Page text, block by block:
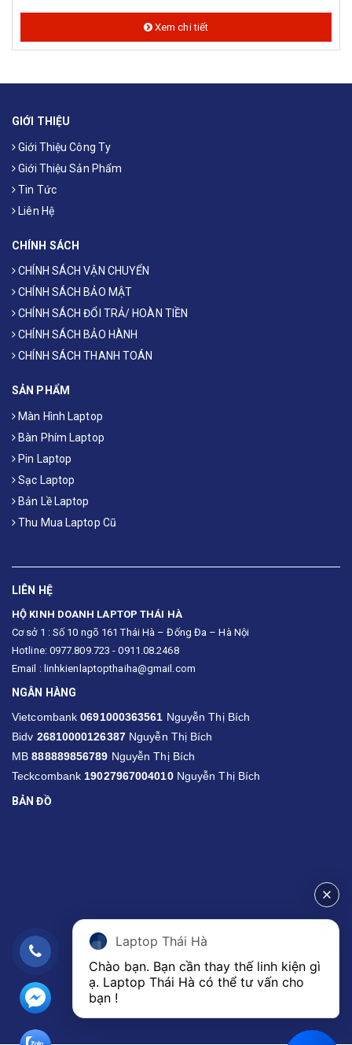
Xem chi tiết
GIỚI THIỆU
Giới Thiệu Công Ty
Giới Thiệu Sản Phẩm
Tin Tức
Liên Hệ
CHÍNH SÁCH
CHÍNH SÁCH VẬN CHUYỂN
CHÍNH SÁCH BẢO MẬT
CHÍNH SÁCH ĐỔI TRẢ/ HOÀN TIỀN
CHÍNH SÁCH BẢO HÀNH
CHÍNH SÁCH THANH TOÁN
SẢN PHẨM
Màn Hình Laptop
Bàn Phím Laptop
Pin Laptop
Sạc Laptop
Bản Lề Laptop
Thu Mua Laptop Cũ
LIÊN HỆ
HỘ KINH DOANH LAPTOP THÁI HÀ
Cơ sở 1 : Số 10 ngõ 161 Thái Hà – Đống Đa – Hà Nội
Hotline: 0977.809.723 - 0911.08.2468
Email : linhkienlaptopthaiha@gmail.com
NGÂN HÀNG
Vietcombank0691000363561 Nguyễn Thị Bích
Bidv 26810000126387Nguyễn Thị Bích
MB888889856789 Nguyễn Thị Bích
Teckcombank19027967004010Nguyễn Thị Bích
BẢN ĐỒ
Laptop Thái Hà
Chào bạn. Bạn cần thay thế linh kiện gì
ạ. Laptop Thái Hà có thể tư vấn cho
bạn !